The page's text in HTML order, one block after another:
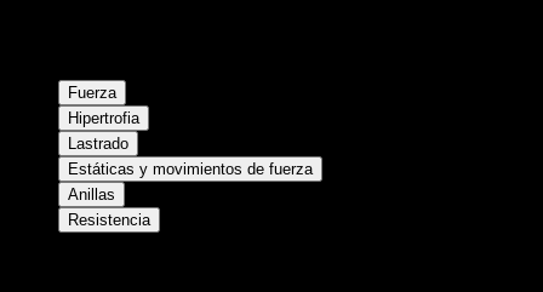
Fuerza
Hipertrofia
Lastrado
Estáticas y movimientos de fuerza
Anillas
Resistencia